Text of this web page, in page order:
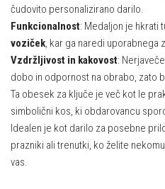
čudovito personalizirano darilo.
Funkcionalnost: Medaljon je hkrati
voziček, kar ga naredi uporabnega
Vzdržljivost in kakovost:
dobo in odpornost na obrabo, zato
Ta obesek za ključe je več kot le
simbolični kos, ki obdarovancu
Idealen je kot darilo za posebne
prazniki ali trenutki, ko želite
vas.